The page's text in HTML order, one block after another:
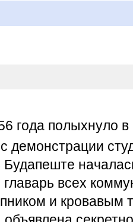
года полыхнуло в
демонстрации
Будапеште
всех
и кровавым